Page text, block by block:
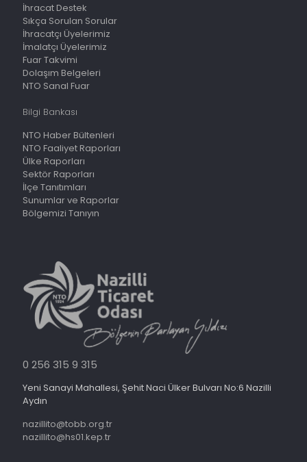
İhracat Destek
Sıkça Sorulan Sorular
İhracatçı Üyelerimiz
İmalatçı Üyelerimiz
Fuar Takvimi
Dolaşım Belgeleri
NTO Sanal Fuar
Bilgi Bankası
NTO Haber Bültenleri
NTO Faaliyet Raporları
Ülke Raporları
Sektör Raporları
İlçe Tanıtımları
Sunumlar ve Raporlar
Bölgemizi Tanıyın
0 256 315 9 315
Yeni Sanayi Mahallesi, Şehit Naci Ülker Bulvarı No:6 Nazilli
Aydın
nazillito@tobb.org.tr
nazillito@hs01.kep.tr